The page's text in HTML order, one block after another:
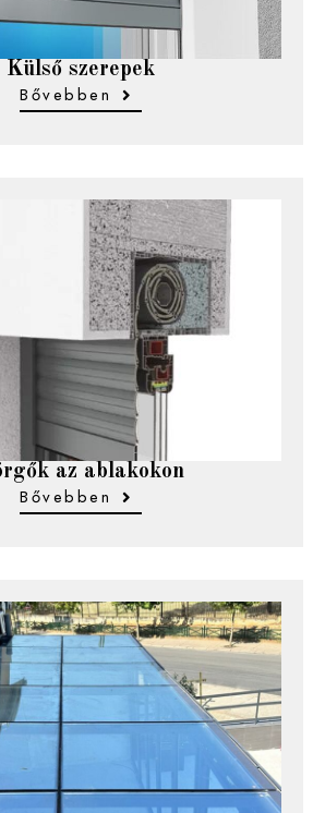
Külső szerepek
Bővebben
az ablakokon
Bővebben